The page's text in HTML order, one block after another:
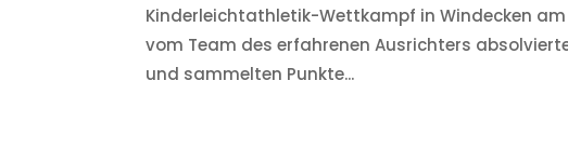
Kinderleichtathletik-Wettkampf in Windecken
vom Team des erfahrenen Ausrichters
und sammelten Punkte...